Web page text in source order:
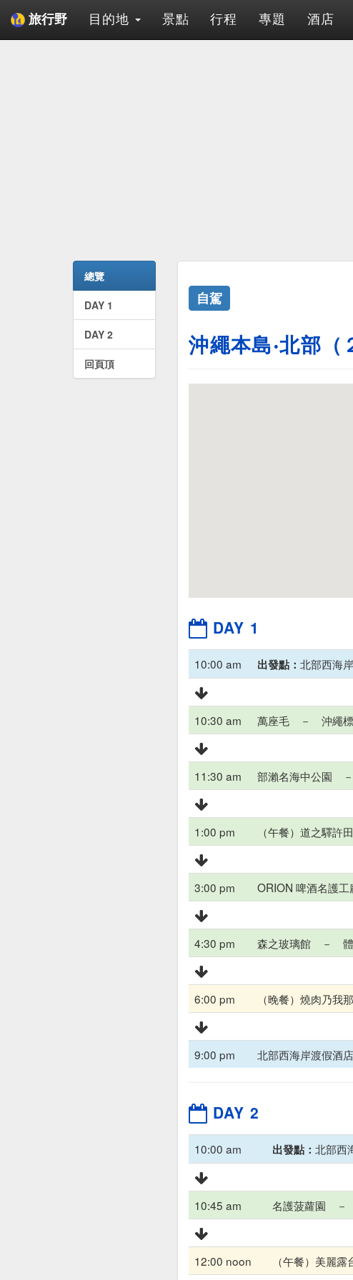
旅行野 目的地 景點 行程 專題 酒店
總覽
DAY 1
DAY 2
回頁頂
自駕
沖繩本島‧北部
DAY 1
10:00 am 出發點：北部西海
10:30 am 萬座毛 － 沖繩標
11:30 am 部瀨名海中公園
1:00 pm （午餐）道之驛
3:00 pm ORION 啤酒名護
4:30 pm 森之玻璃館 － 體
6:00 pm （晚餐）燒肉乃
9:00 pm 北部西海岸渡假
DAY 2
10:00 am 出發點：北部西
10:45 am 名護菠蘿園 －
12:00 noon （午餐）美麗